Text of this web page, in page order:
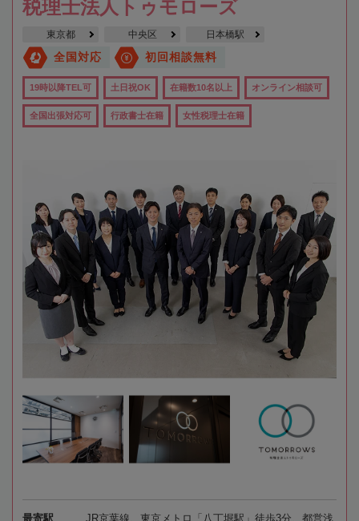
税理士法人トゥモローズ
東京都 中央区 日本橋駅
全国対応 初回相談無料
19時以降TEL可 土日祝OK 在籍数10名以上 オンライン相談可
全国出張対応可 行政書士在籍 女性税理士在籍
最寄駅
JR京葉線、東京メトロ「八丁堀駅」徒歩3分、都営浅